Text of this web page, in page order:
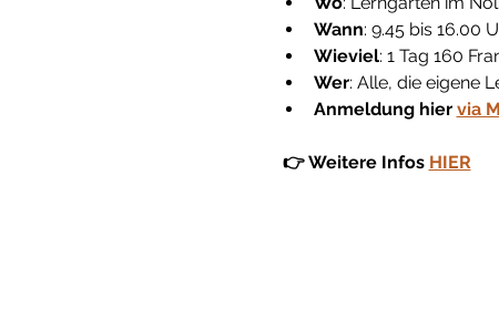
Wann: 9.45 bis 16.00
Wieviel: 1 Tag 160
Wer: Alle, die eigene
Anmeldung hier via
👉 Weitere Infos HIER